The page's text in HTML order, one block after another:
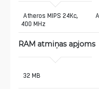
400 MHz
RAM atmiņas apjoms
32 MB